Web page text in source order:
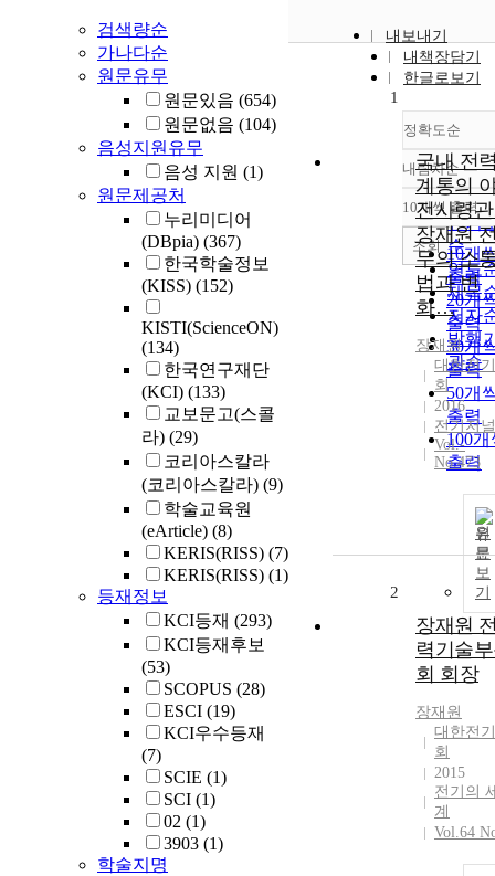
검색량순
가나다순
원문유무
원문있음 (654)
원문없음 (104)
음성지원유무
음성 지원 (1)
원문제공처
누리미디어
(DBpia) (367)
한국학술정보
(KISS) (152)
KISTI(ScienceON)
(134)
한국연구재단
(KCI) (133)
교보문고(스콜
라) (29)
코리아스칼라
(코리아스칼라) (9)
학술교육원
(eArticle) (8)
KERIS(RISS) (7)
KERIS(RISS) (1)
등재정보
KCI등재 (293)
KCI등재후보
(53)
SCOPUS (28)
ESCI (19)
KCI우수등재
(7)
SCIE (1)
SCI (1)
02 (1)
3903 (1)
학술지명
내보내기
내책장담기
한글로보기
정확도순
정확
순
인기
순
연도
제목
저자
발행
관순
내림차순
내림
10개씩 출력
10개
출력
20개
출력
30개
출력
50개
출력
100개
출력
조회
1
국내 전
계통의
전사령
장재원
무의 소
법과 변
화…
장재원
대한전
회
2016
전기저널
Vol.-
No.473
원
문
보
기
2
장재원
력기술
회 회장
장재원
대한전
회
2015
전기의
계
Vol.64